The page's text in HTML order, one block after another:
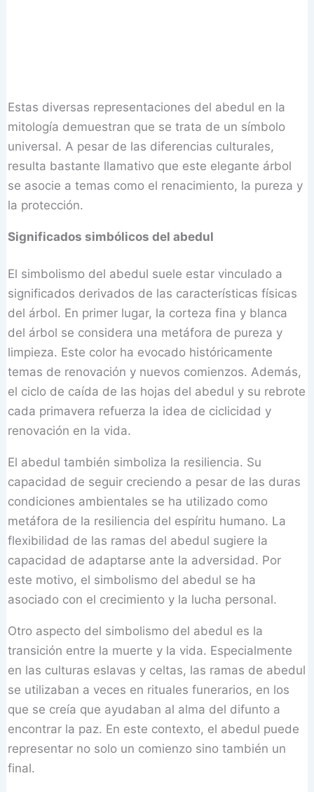
Estas diversas representaciones del abedul en la
mitología demuestran que se trata de un símbolo
universal. A pesar de las diferencias culturales,
resulta bastante llamativo que este elegante árbol
se asocie a temas como el renacimiento, la pureza y
la protección.
Significados simbólicos del abedul
El simbolismo del abedul suele estar vinculado a
significados derivados de las características físicas
del árbol. En primer lugar, la corteza fina y blanca
del árbol se considera una metáfora de pureza y
limpieza. Este color ha evocado históricamente
temas de renovación y nuevos comienzos. Además,
el ciclo de caída de las hojas del abedul y su rebrote
cada primavera refuerza la idea de ciclicidad y
renovación en la vida.
El abedul también simboliza la resiliencia. Su
capacidad de seguir creciendo a pesar de las duras
condiciones ambientales se ha utilizado como
metáfora de la resiliencia del espíritu humano. La
flexibilidad de las ramas del abedul sugiere la
capacidad de adaptarse ante la adversidad. Por
este motivo, el simbolismo del abedul se ha
asociado con el crecimiento y la lucha personal.
Otro aspecto del simbolismo del abedul es la
transición entre la muerte y la vida. Especialmente
en las culturas eslavas y celtas, las ramas de abedul
se utilizaban a veces en rituales funerarios, en los
que se creía que ayudaban al alma del difunto a
encontrar la paz. En este contexto, el abedul puede
representar no solo un comienzo sino también un
final.